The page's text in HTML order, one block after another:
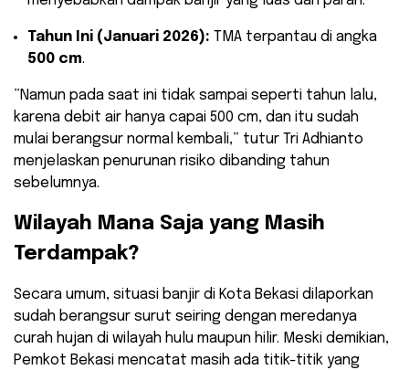
Tahun Ini (Januari 2026): TMA terpantau di angka
500 cm.
​”Namun pada saat ini tidak sampai seperti tahun lalu,
karena debit air hanya capai 500 cm, dan itu sudah
mulai berangsur normal kembali,” tutur Tri Adhianto
menjelaskan penurunan risiko dibanding tahun
sebelumnya.
​Wilayah Mana Saja yang Masih
Terdampak?
​Secara umum, situasi banjir di Kota Bekasi dilaporkan
sudah berangsur surut seiring dengan meredanya
curah hujan di wilayah hulu maupun hilir. Meski demikian,
Pemkot Bekasi mencatat masih ada titik-titik yang